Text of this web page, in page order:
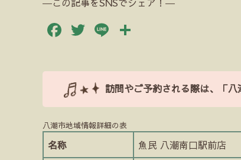
Facebook
Twitter
Line
訪問やご予約される際は、「
八潮市地域情報詳細の表
名称
魚民 八潮南口駅前店